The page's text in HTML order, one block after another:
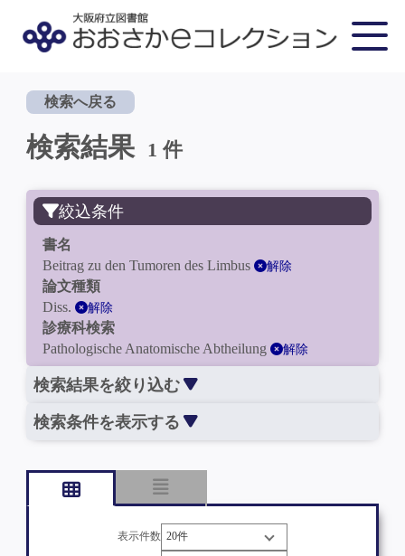
検索へ戻る
検索結果 1 件
絞込条件
書名
Beitrag zu den Tumoren des Limbus
解除
論文種類
Diss.
解除
診療科検索
Pathologische Anatomische Abtheilung
解除
検索結果を絞り込む
検索条件を表示する
表示件数